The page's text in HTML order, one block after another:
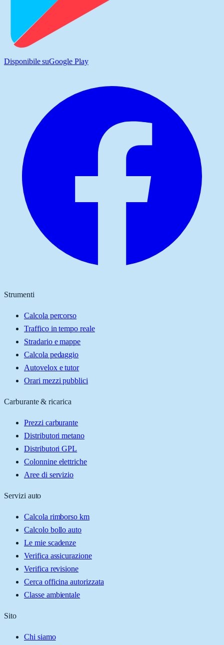
Disponibile suGoogle Play
Strumenti
Calcola percorso
Traffico in tempo reale
Stradario e mappe
Calcola pedaggio
Autovelox e tutor
Orari mezzi pubblici
Carburante & ricarica
Prezzi carburante
Distributori metano
Distributori GPL
Colonnine elettriche
Aree di servizio
Servizi auto
Calcola rimborso km
Calcolo bollo auto
Le mie scadenze
Verifica assicurazione
Verifica revisione
Cerca officina autorizzata
Classe ambientale
Sito
Chi siamo